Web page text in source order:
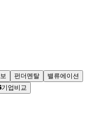
펀더멘탈
밸류에이션
기업비교